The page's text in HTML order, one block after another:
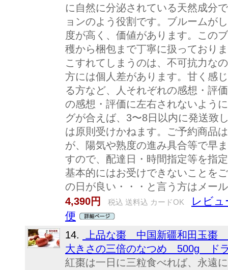
に自然に分泌されている天然成分
ョンのよう役割です。ブルームが
度が高く、価値があります。この
穫から梱包まで丁寧に扱っており
こすれてしまうのは、不可抗力な
方には個人差があります。甘く感
る方など、人それぞれの感想・評
の感想・評価に左右されないよう
グが合えば、3〜8日以内に発送致
は原則受けかねます。ご予約商品
が、陽気や熟度の進み具合等で早
すので、配達日・時間指定等を指
基本的にはお受けできないことを
の日が良い・・・と言う方はメー
4,390円
税込 送料込 カードOK
レビュ
便
14.
上品な棗 中国新疆和田玉棗
大きさの三倍のなつめ 500g ド
紅棗は一日に三粒食べれば、永遠